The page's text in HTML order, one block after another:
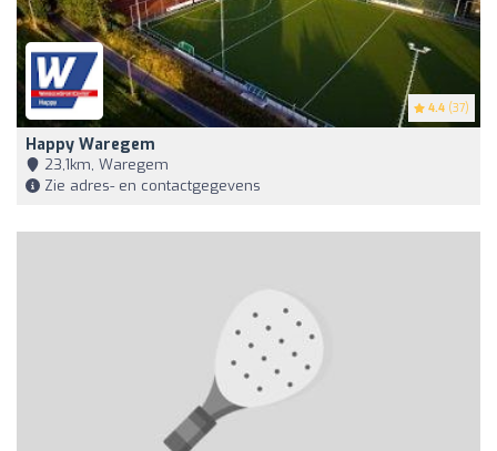
4.4 (37)
Happy Waregem
23,1km, Waregem
Zie adres- en contactgegevens